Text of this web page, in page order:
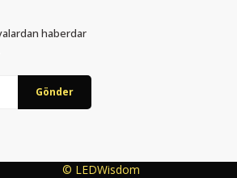
haberdar
Gönder
© LEDWisdom